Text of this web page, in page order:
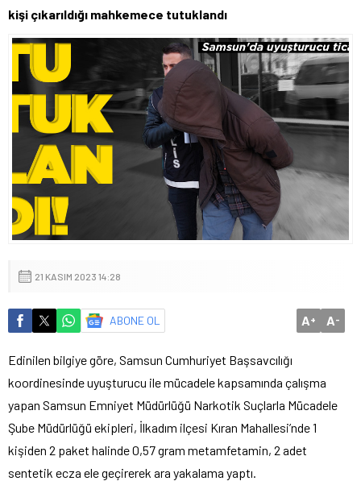
55,0919
kişi çıkarıldığı mahkemece tutuklandı
21 KASIM 2023 14:28
ABONE OL A+ A-
Edinilen bilgiye göre, Samsun Cumhuriyet Başsavcılığı
koordinesinde uyuşturucu ile mücadele kapsamında çalışma
yapan Samsun Emniyet Müdürlüğü Narkotik Suçlarla Mücadele
Şube Müdürlüğü ekipleri, İlkadım ilçesi Kıran Mahallesi’nde 1
kişiden 2 paket halinde 0,57 gram metamfetamin, 2 adet
sentetik ecza ele geçirerek ara yakalama yaptı.